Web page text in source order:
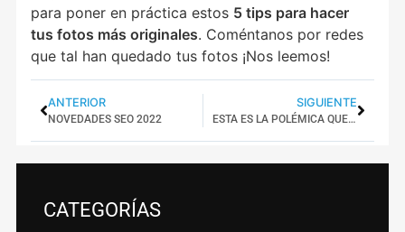
para poner en práctica estos 5 tips para hacer
tus fotos más originales. Coméntanos por redes
que tal han quedado tus fotos ¡Nos leemos!
ANTERIOR
NOVEDADES SEO 2022
SIGUIENTE
ESTA ES LA POLÉMICA QUE ENVUELVE AL LOGO DE EUROVISIÓN 2022
CATEGORÍAS